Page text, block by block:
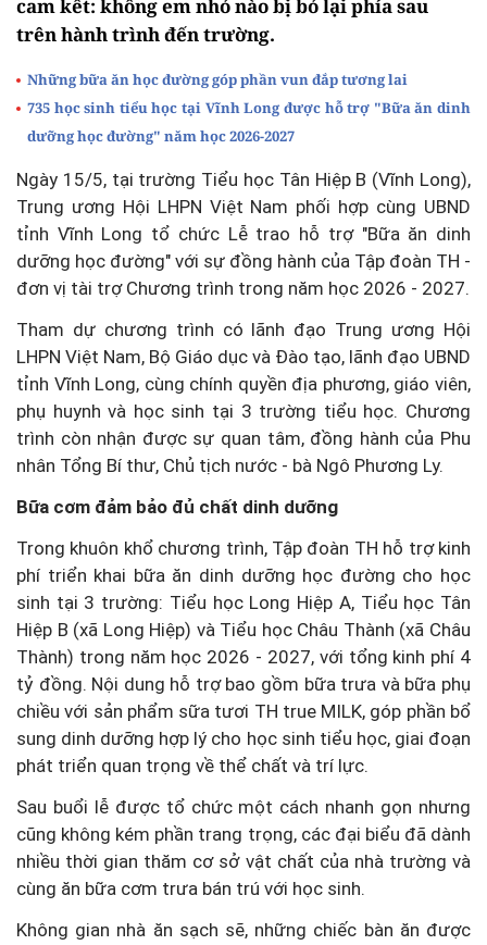
cam kết: không em nhỏ nào bị bỏ lại phía sau
trên hành trình đến trường.
Những bữa ăn học đường góp phần vun đắp tương lai
735 học sinh tiểu học tại Vĩnh Long được hỗ trợ "Bữa ăn dinh
dưỡng học đường" năm học 2026-2027
Ngày 15/5, tại trường Tiểu học Tân Hiệp B (Vĩnh Long),
Trung ương Hội LHPN Việt Nam phối hợp cùng UBND
tỉnh Vĩnh Long tổ chức Lễ trao hỗ trợ "Bữa ăn dinh
dưỡng học đường" với sự đồng hành của Tập đoàn TH -
đơn vị tài trợ Chương trình trong năm học 2026 - 2027.
Tham dự chương trình có lãnh đạo Trung ương Hội
LHPN Việt Nam, Bộ Giáo dục và Đào tạo, lãnh đạo UBND
tỉnh Vĩnh Long, cùng chính quyền địa phương, giáo viên,
phụ huynh và học sinh tại 3 trường tiểu học. Chương
trình còn nhận được sự quan tâm, đồng hành của Phu
nhân Tổng Bí thư, Chủ tịch nước - bà Ngô Phương Ly.
Bữa cơm đảm bảo đủ chất dinh dưỡng
Trong khuôn khổ chương trình, Tập đoàn TH hỗ trợ kinh
phí triển khai bữa ăn dinh dưỡng học đường cho học
sinh tại 3 trường: Tiểu học Long Hiệp A, Tiểu học Tân
Hiệp B (xã Long Hiệp) và Tiểu học Châu Thành (xã Châu
Thành) trong năm học 2026 - 2027, với tổng kinh phí 4
tỷ đồng. Nội dung hỗ trợ bao gồm bữa trưa và bữa phụ
chiều với sản phẩm sữa tươi TH true MILK, góp phần bổ
sung dinh dưỡng hợp lý cho học sinh tiểu học, giai đoạn
phát triển quan trọng về thể chất và trí lực.
Sau buổi lễ được tổ chức một cách nhanh gọn nhưng
cũng không kém phần trang trọng, các đại biểu đã dành
nhiều thời gian thăm cơ sở vật chất của nhà trường và
cùng ăn bữa cơm trưa bán trú với học sinh.
Không gian nhà ăn sạch sẽ, những chiếc bàn ăn được